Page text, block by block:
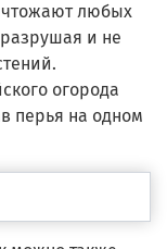
любых
и не
огорода
перья на одном